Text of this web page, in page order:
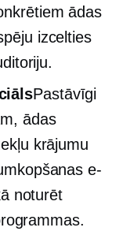
ādas
izcelties
Pastāvīgi
ādas
krājumu
e-
noturēt